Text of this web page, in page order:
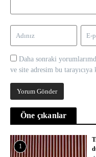
Daha sonraki
ve site adresim bu tarayıcıya
Öne çıkanlar
1